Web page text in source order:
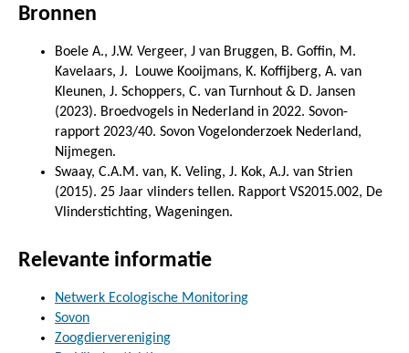
Bronnen
Boele A., J.W. Vergeer, J van Bruggen, B. Goffin, M.
Kavelaars, J.
Louwe Kooijmans, K. Koffijberg, A. van
Kleunen, J. Schoppers, C. van Turnhout & D. Jansen
(2023). Broedvogels in Nederland in 2022. Sovon-
rapport 2023/40. Sovon Vogelonderzoek Nederland,
Nijmegen.
Swaay, C.A.M. van, K. Veling, J. Kok, A.J. van Strien
(2015). 25 Jaar vlinders tellen. Rapport VS2015.002, De
Vlinderstichting, Wageningen.
Relevante informatie
Netwerk Ecologische Monitoring
Sovon
Zoogdiervereniging